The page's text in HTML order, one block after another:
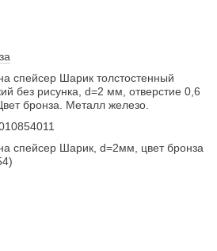
спейсер Шарик толстостенный
без рисунка, d=2 мм, отверстие 0,6
бронза. Металл железо.
спейсер Шарик, d=2мм, цвет бронза